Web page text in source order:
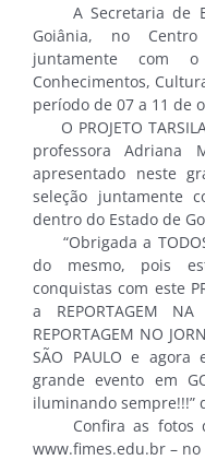
A Secretaria de
Goiânia, no
juntamente com
Conhecimentos,
período de 07 a 11 de
O PROJETO
professora Adriana
apresentado neste
seleção juntamente
dentro do Estado de
“Obrigada a
do mesmo, pois
conquistas com este
a REPORTAGEM
REPORTAGEM NO
SÃO PAULO e
grande evento em
iluminando sempre!!!”
Confira as fotos
www.fimes.edu.br – no